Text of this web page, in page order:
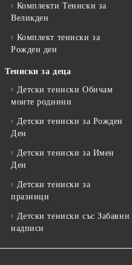
Комплекти Тениски за
Великден
Комплект тениски за
Рожден ден
Тениски за деца
Детски тениски Обичам
моите роднини
Детски тениски за Рожден
Ден
Детски тениски за Имен
Ден
Детски тениски за
празници
Детски тениски със Забавни
надписи